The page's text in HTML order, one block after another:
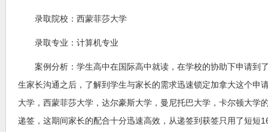
录取院校：西蒙菲莎大学
录取专业：计算机专业
案例分析：学生高中在国际高中就读，在学校的协助下申请到
生家长沟通之后，了解到学生与家长的需求迅速锁定加拿大这个申
大学，西蒙菲莎大学，达尔豪斯大学，曼尼托巴大学，卡尔顿大学
递签，这期间家长的配合十分迅速高效，从递签到获签只用了短短